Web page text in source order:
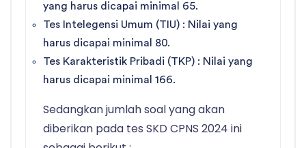
yang harus dicapai minimal 65.
Tes Intelegensi Umum (TIU) : Nilai yang
harus dicapai minimal 80.
Tes Karakteristik Pribadi (TKP) : Nilai yang
harus dicapai minimal 166.
Sedangkan jumlah soal yang akan
diberikan pada tes SKD CPNS 2024 ini